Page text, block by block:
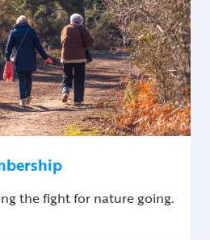
the fight for nature going.